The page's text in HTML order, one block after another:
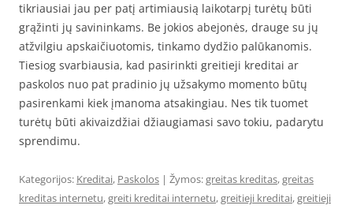
tikriausiai jau per patį artimiausią laikotarpį turėtų būti
grąžinti jų savininkams. Be jokios abejonės, drauge su jų
atžvilgiu apskaičiuotomis, tinkamo dydžio palūkanomis.
Tiesiog svarbiausia, kad pasirinkti greitieji kreditai ar
paskolos nuo pat pradinio jų užsakymo momento būtų
pasirenkami kiek įmanoma atsakingiau. Nes tik tuomet
turėtų būti akivaizdžiai džiaugiamasi savo tokiu, padarytu
sprendimu.
Kategorijos: Kreditai, Paskolos | Žymos:greitas kreditas,greitas
kreditas internetu,greiti kreditai internetu,greitieji kreditai,greitieji